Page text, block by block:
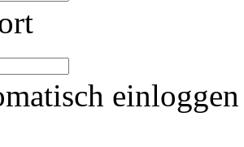
einloggen